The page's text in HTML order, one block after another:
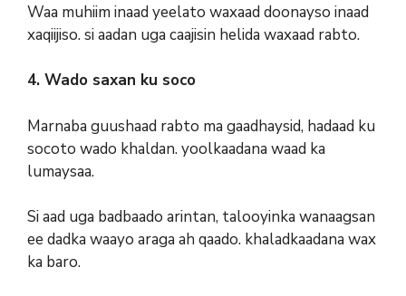
Waa muhiim inaad yeelato waxaad doonayso inaad
xaqiijiso. si aadan uga caajisin helida waxaad rabto.
4. Wado saxan ku soco
Marnaba guushaad rabto ma gaadhaysid, hadaad ku
socoto wado khaldan. yoolkaadana waad ka
lumaysaa.
Si aad uga badbaado arintan, talooyinka wanaagsan
ee dadka waayo araga ah qaado. khaladkaadana wax
ka baro.